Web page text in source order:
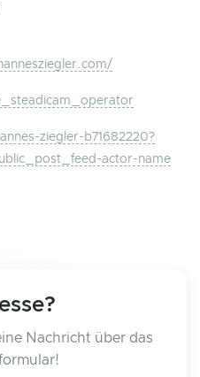
ziegler-b71682220?
actor-name
Nachricht über das